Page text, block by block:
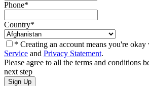
Phone*
Country*
* Creating an account means you're
Service and Privacy Statement.
Please agree to all the terms and conditions
next step